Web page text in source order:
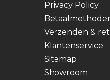
Privacy Policy
Verzenden &
Klantenservice
Sitemap
Showroom